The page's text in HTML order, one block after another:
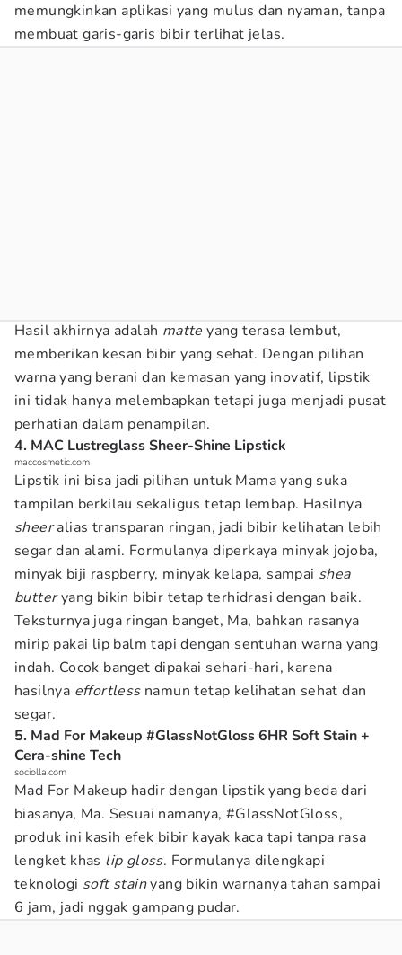
memungkinkan aplikasi yang mulus dan nyaman, tanpa
membuat garis-garis bibir terlihat jelas.
Hasil akhirnya adalah matte yang terasa lembut,
memberikan kesan bibir yang sehat. Dengan pilihan
warna yang berani dan kemasan yang inovatif, lipstik
ini tidak hanya melembapkan tetapi juga menjadi pusat
perhatian dalam penampilan.
4. MAC Lustreglass Sheer-Shine Lipstick
maccosmetic.com
Lipstik ini bisa jadi pilihan untuk Mama yang suka
tampilan berkilau sekaligus tetap lembap. Hasilnya
sheeralias transparan ringan, jadi bibir kelihatan lebih
segar dan alami. Formulanya diperkaya minyak jojoba,
minyak biji raspberry, minyak kelapa, sampai shea
butteryang bikin bibir tetap terhidrasi dengan baik.
Teksturnya juga ringan banget, Ma, bahkan rasanya
mirip pakai lip balm tapi dengan sentuhan warna yang
indah. Cocok banget dipakai sehari-hari, karena
hasilnya effortlessnamun tetap kelihatan sehat dan
segar.
5. Mad For Makeup #GlassNotGloss 6HR Soft Stain +
Cera-shine Tech
sociolla.com
Mad For Makeup hadir dengan lipstik yang beda dari
biasanya, Ma. Sesuai namanya, #GlassNotGloss,
produk ini kasih efek bibir kayak kaca tapi tanpa rasa
lengket khas lip gloss. Formulanya dilengkapi
teknologi soft stainyang bikin warnanya tahan sampai
6 jam, jadi nggak gampang pudar.